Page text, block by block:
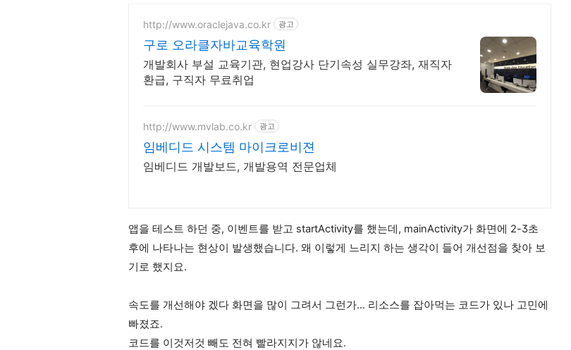
http://www.oraclejava.co.kr 광고
구로 오라클자바교육학원
개발회사 부설 교육기관, 현업강사 단기속성 실무강좌, 재직자
환급, 구직자 무료취업
http://www.mvlab.co.kr 광고
임베디드 시스템 마이크로비젼
임베디드 개발보드, 개발용역 전문업체
앱을 테스트 하던 중, 이벤트를 받고 startActivity를 했는데, mainActivity가 화면에 2-3초
후에 나타나는 현상이 발생했습니다. 왜 이렇게 느리지 하는 생각이 들어 개선점을 찾아 보
기로 했지요.
속도를 개선해야 겠다 화면을 많이 그려서 그런가... 리소스를 잡아먹는 코드가 있나 고민에
빠졌죠.
코드를 이것저것 빼도 전혀 빨라지지가 않네요.